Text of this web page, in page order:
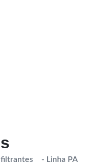
filtrantes - Linha PA